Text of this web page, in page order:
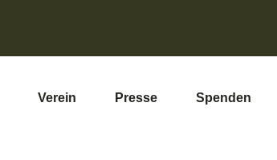
Verein Presse Spenden